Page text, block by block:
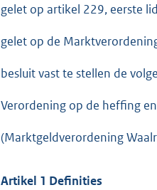
gelet op artikel 229, eerste
gelet op de
besluit vast te stellen de
Verordening op de heffing
(Marktgeldverordening
Artikel 1 Definities